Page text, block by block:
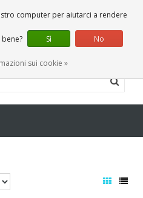
0 Articoli
computer per aiutarci a rendere
Sì No
sui cookie »